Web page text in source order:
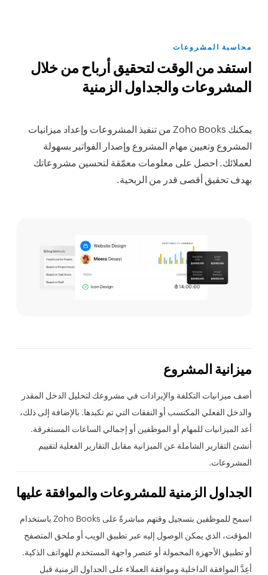
محاسبة المشروعات
استفد من الوقت لتحقيق أرباح من خلال
المشروعات والجداول الزمنية
يمكنك Zoho Books من تنفيذ المشروعات وإعداد ميزانيات
المشروع وتعيين مهام المشروع وإصدار الفواتير بسهولة
لعملائك. احصل على معلومات معمّقة لتحسين مشروعاتك
بهدف تحقيق أقصى قدر من الربحية.
ميزانية المشروع
أضف ميزانيات التكلفة والإيرادات في مشروعك لتحليل الدخل المقدر
والدخل الفعلي المكتسب أو النفقات التي تم تكبدها. بالإضافة إلى ذلك،
أعد الميزانيات للمهام أو الموظفين أو إجمالي الساعات المستغرقة.
أنشئ التقارير الشاملة عن الميزانية مقابل التقارير الفعلية لتقييم
المشروعات.
الجداول الزمنية للمشروعات والموافقة عليها
اسمح للموظفين بتسجيل وقتهم مباشرةً على Zoho Books باستخدام
المؤقت، الذي يمكن الوصول إليه عبر تطبيق الويب أو ملحق المتصفح
أو تطبيق الأجهزة المحمولة أو عنصر واجهة المستخدم للهواتف الذكية.
أعِدَّ الموافقة الداخلية وموافقة العملاء على الجداول الزمنية قبل